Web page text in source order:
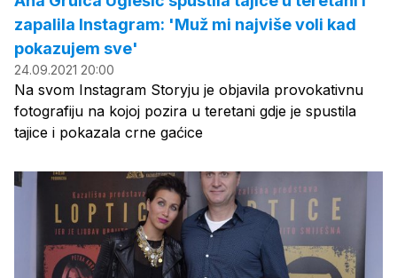
zapalila Instagram: 'Muž mi najviše voli kad
pokazujem sve'
24.09.2021 20:00
Na svom Instagram Storyju je objavila provokativnu
fotografiju na kojoj pozira u teretani gdje je spustila
tajice i pokazala crne gaćice